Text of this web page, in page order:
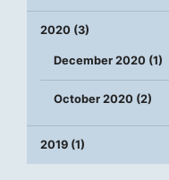
2020 (3)
December 2020 (1)
October 2020 (2)
2019 (1)